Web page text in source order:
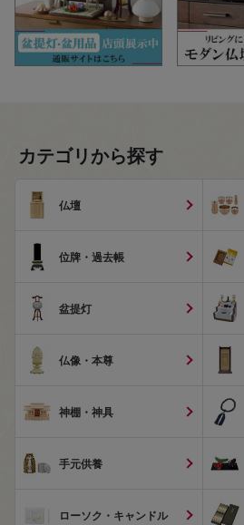
カテゴリから探す
仏壇
位牌・過去帳
盆提灯
仏像・本尊
神棚・神具
手元供養
ローソク・キャンドル